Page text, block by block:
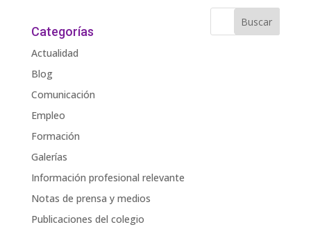
Categorías
Actualidad
Blog
Comunicación
Empleo
Formación
Galerías
Información profesional relevante
Notas de prensa y medios
Publicaciones del colegio